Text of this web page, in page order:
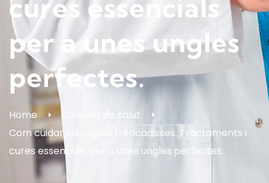
cures essencials
per a unes ungles
perfectes.
Home
Consells de salut
Com cuidar les ungles trencadisses. Tractaments i
cures essencials per a unes ungles perfectes.